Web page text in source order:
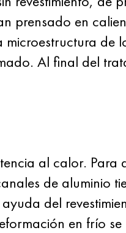
prensado en
de
Al final del
al calor. Para
de aluminio
del
en frío se